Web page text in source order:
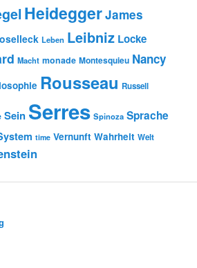
HeideggerJames
Leben Leibniz Locke
Macht monade Montesquieu Nancy
Rousseau Russell
Sein Serres Spinoza Sprache
time Vernunft Wahrheit Welt